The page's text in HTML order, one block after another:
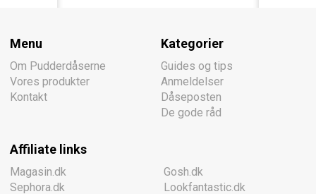
Menu
Om Pudderdåserne
Vores produkter
Kontakt
Kategorier
Guides og tips
Anmeldelser
Dåseposten
De gode råd
Affiliate links
Magasin.dk
Sephora.dk
Gosh.dk
Lookfantastic.dk